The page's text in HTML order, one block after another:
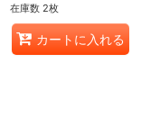
在庫数 2枚
カートに入れる